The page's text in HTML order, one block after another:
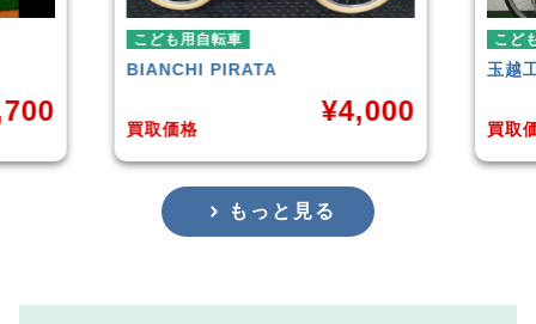
こども用自転車
玉越工業 MAHALO JUNIOR 5th
買取価格
¥3,873
こど
買取
もっと見る